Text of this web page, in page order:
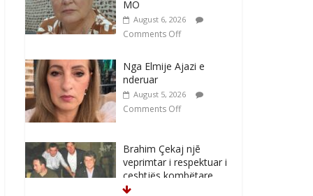
MO
August 6, 2026
Comments Off
Nga Elmije Ajazi e
nderuar
August 5, 2026
Comments Off
Brahim Çekaj njē
veprimtar i respektuar i
çeshtjës kombëtare